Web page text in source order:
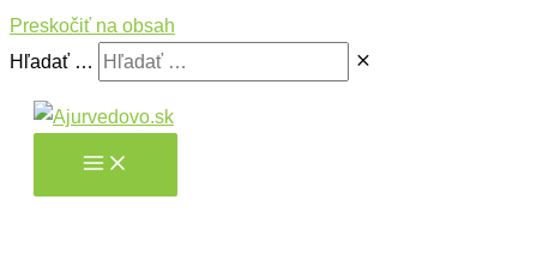
Preskočiť na obsah
Hľadať …